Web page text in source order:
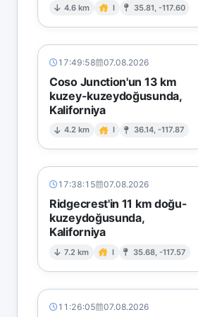
4.6 km I 35.81, -117.60
17:49:58 07.08.2026
Coso Junction'un 13 km
kuzey-kuzeydoğusunda,
Kaliforniya
4.2 km I 36.14, -117.87
17:38:15 07.08.2026
Ridgecrest'in 11 km doğu-
kuzeydoğusunda,
Kaliforniya
7.2 km I 35.68, -117.57
11:26:05 07.08.2026